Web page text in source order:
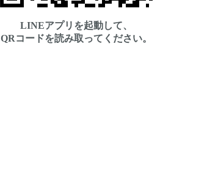
LINEアプリを起動して、
QRコードを読み取ってください。